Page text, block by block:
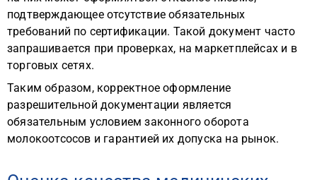
подтверждающее отсутствие обязательных
требований по сертификации. Такой документ часто
запрашивается при проверках, на маркетплейсах и в
торговых сетях.
Таким образом, корректное оформление
разрешительной документации является
обязательным условием законного оборота
молокоотсосов и гарантией их допуска на рынок.